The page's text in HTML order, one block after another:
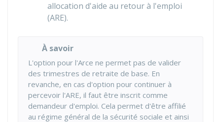
allocation d'aide au retour à l'emploi
(ARE).
À savoir
L'option pour l'Arce ne permet pas de valider
des trimestres de retraite de base. En
revanche, en cas d'option pour continuer à
percevoir l'ARE, il faut être inscrit comme
demandeur d'emploi. Cela permet d'être affilié
au régime général de la sécurité sociale et ainsi